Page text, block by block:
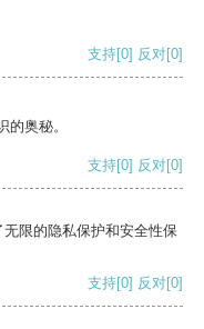
支持[0] 反对[0]
奥秘。
支持[0] 反对[0]
限的隐私保护和安全性保
支持[0] 反对[0]